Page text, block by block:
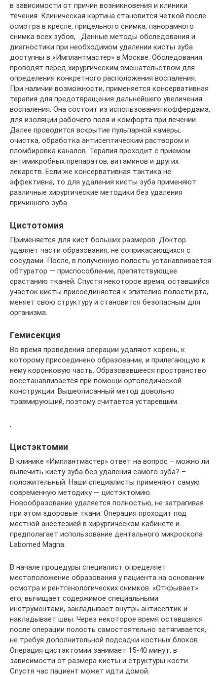
в зависимости от причин возникновения и клиники
течения. Клиническая картина становится четкой после
осмотра в кресле, прицельного снимка, панорамного
снимка всех зубов, . Данные методы обследования и
диагностики при необходимом удалении кисты зуба
доступны в «Имплантмастер» в Москве. Обследования
проводят перед хирургическим вмешательством для
определения конкретного расположения воспаления.
При наличии возможности, применяется консервативная
терапия для предотвращения дальнейшего увеличения
воспаления. Она состоит из использования коффердама,
для изоляции рабочего поля и комфорта при лечении.
Далее проводится вскрытие пульпарной камеры,
очистка, обработка антисептическим раствором и
пломбировка каналов. Терапия проходит с приемом
антимикробных препаратов, витаминов и других
лекарств. Если же консервативная тактика не
эффективна, то для удаления кисты зуба применяют
различные хирургические методики без удаления
причинного зуба.
Цистотомия
Применяется для кист больших размеров. Доктор
удаляет части образования, не соприкасающихся с
сосудами. После, в полученную полость устанавливается
обтуратор — приспособление, препятствующее
срастанию тканей. Спустя некоторое время, оставшийся
участок кисты присоединяется к эпителию полости рта,
меняет свою структуру и становится безопасным для
организма.
Гемисекция
Во время проведения операции удаляют корень, к
которому присоединено образование, и прилегающую к
нему коронковую часть. Образовавшееся пространство
восстанавливается при помощи ортопедической
конструкции. Вышеописанный метод довольно
травмирующий, поэтому считается устаревшим.
.
Цистэктомии
В клинике «Имплантмастер» ответ на вопрос – можно ли
вылечить кисту зуба без удаления самого зуба? –
положительный. Наши специалисты применяют самую
современную методику — цистэктомию.
Новообразование удаляется полностью, не затрагивая
при этом здоровые ткани. Операция проходит под
местной анестезией в хирургическом кабинете и
предполагает использование дентального микроскопа
Labomed Magna.
В начале процедуры специалист определяет
местоположение образования у пациента на основании
осмотра и рентгенологических снимков. «Открывает»
его, вычищает содержимое специальными
инструментами, закладывает внутрь антисептик и
накладывает швы. Через некоторое время оставшаяся
после операции полость самостоятельно затягивается,
не требуя дополнительной подсадки костных блоков.
Операция цистэктомии занимает 15-40 минут, в
зависимости от размера кисты и структуры кости.
Спустя час пациент может идти домой.